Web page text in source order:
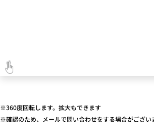
※360度回転します。拡大もできます
※確認のため、メールで問い合わせをする場合がござい